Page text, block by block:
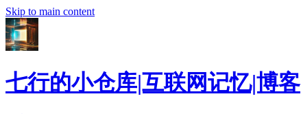
Skip to main content
七行的小仓库|互联网记忆|博客